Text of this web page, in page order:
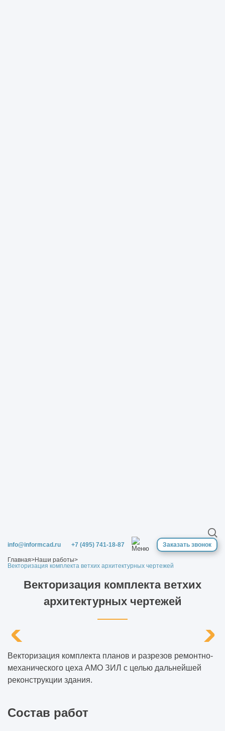
info@informcad.ru +7 (495) 741-18-87 Заказать звонок
Главная>Наши работы>
Векторизация комплекта ветхих архитектурных чертежей
Векторизация комплекта ветхих
архитектурных чертежей
Векторизация комплекта планов и разрезов ремонтно-
механического цеха АМО ЗИЛ с целью дальнейшей
реконструкции здания.
Состав работ